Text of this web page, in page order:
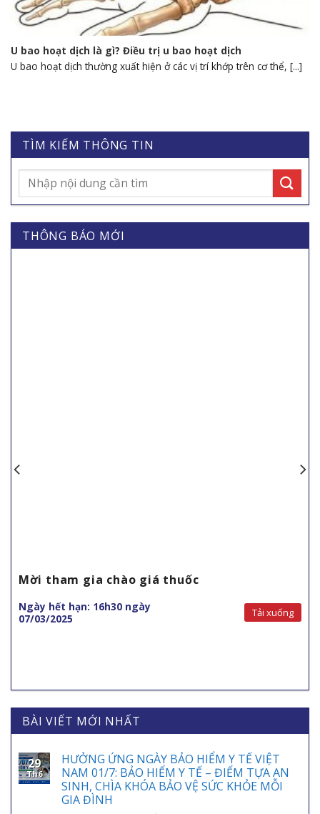
U bao hoạt dịch là gì? Điều trị u bao hoạt dịch
U bao hoạt dịch thường xuất hiện ở các vị trí khớp trên cơ thể, [...]
TÌM KIẾM THÔNG TIN
THÔNG BÁO MỚI
Mời tham gia chào giá thuốc
Ngày hết hạn: 16h30 ngày
07/03/2025
Tải xuống
BÀI VIẾT MỚI NHẤT
29
Th6
HƯỞNG ỨNG NGÀY BẢO HIỂM Y TẾ VIỆT
NAM 01/7: BẢO HIỂM Y TẾ – ĐIỂM TỰA AN
SINH, CHÌA KHÓA BẢO VỆ SỨC KHỎE MỖI
GIA ĐÌNH